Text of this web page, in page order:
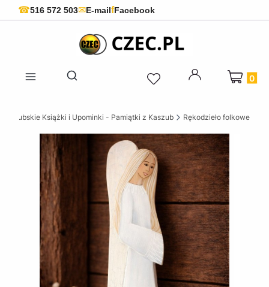
☎516 572 503✉E-mailfFacebook
Otwórz wyszukiwarkę
Produkty
Kaszubskie Książki i Upominki - Pamiątki z Kaszub Rękodzieło folkowe